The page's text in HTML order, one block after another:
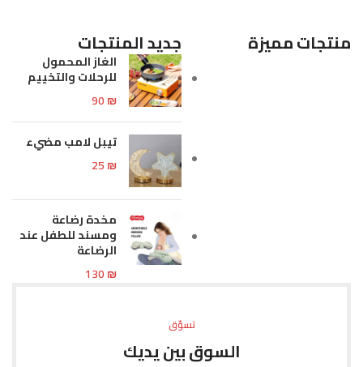
منتجات مميزة جديد المنتجات
الغاز المحمول
للرحلات والتخييم
90₪
تيبل لامب مضيء
25₪
مخدة رضاعة
ومسند للطفل عند
الرضاعة
130₪
تسوّق
السوق بين يديك